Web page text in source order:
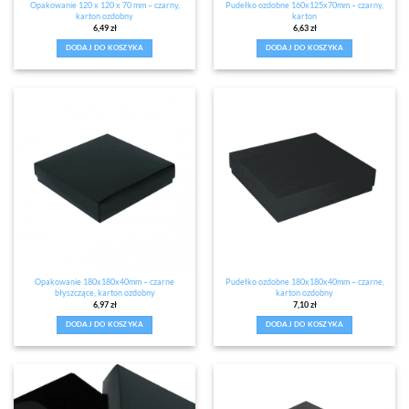
Opakowanie 120 x 120 x 70 mm – czarny,
karton ozdobny
6,49zł
DODAJ DO KOSZYKA
Pudełko ozdobne 160x125x70mm – czarny,
karton
6,63zł
DODAJ DO KOSZYKA
Opakowanie 180x180x40mm – czarne
błyszczące, karton ozdobny
6,97zł
DODAJ DO KOSZYKA
Pudełko ozdobne 180x180x40mm – czarne,
karton ozdobny
7,10zł
DODAJ DO KOSZYKA